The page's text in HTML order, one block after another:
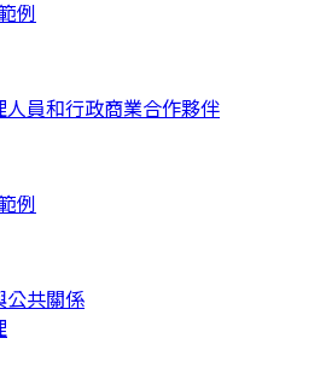
例
人員和行政商業合作夥伴
例
公共關係